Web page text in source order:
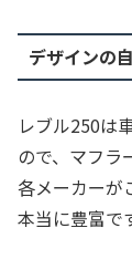
デザインの
レブル250は
ので、マフラ
各メーカーが
本当に豊富で